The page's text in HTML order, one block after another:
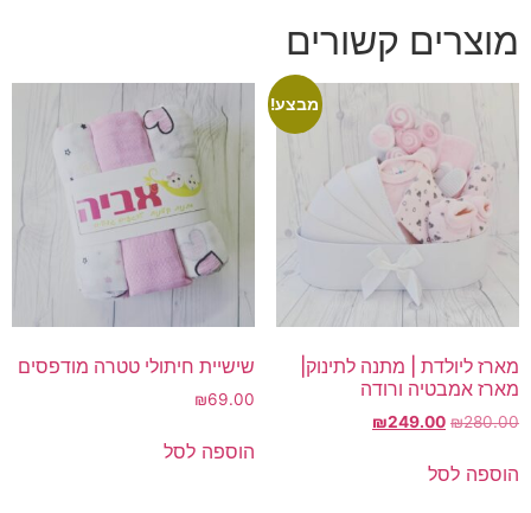
מוצרים קשורים
מבצע!
מארז ליולדת | מתנה לתינוק|
מארז אמבטיה ורודה
₪280.00
המחיר
היה:
₪249.00
הוספה לסל
שישיית חיתולי טטרה מודפסים
₪69.00
הוספה לסל